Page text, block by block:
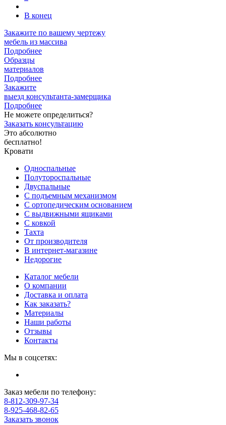
В конец
Закажите по вашему чертежу
мебель из массива
Подробнее
Образцы
материалов
Подробнее
Закажите
выезд консультанта-замерщика
Подробнее
Не можете определиться?
Заказать консультацию
Это абсолютно
бесплатно!
Кровати
Односпальные
Полутороспальные
Двуспальные
С подъемным механизмом
С ортопедическим основанием
С выдвижными ящиками
С ковкой
Тахта
От производителя
В интернет-магазине
Недорогие
Каталог мебели
О компании
Доставка и оплата
Как заказать?
Материалы
Наши работы
Отзывы
Контакты
Мы в соцсетях:
Заказ мебели по телефону:
8-812-309-97-34
8-925-468-82-65
Заказать звонок